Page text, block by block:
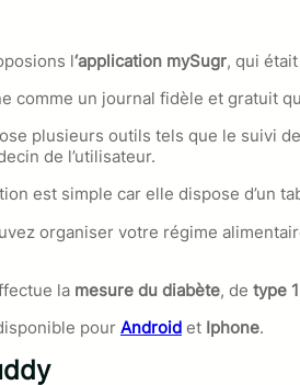
l‘application mySugr, qui
comme un journal fidèle et gratuit
plusieurs outils tels que le suivi
de l’utilisateur.
est simple car elle dispose d’un
organiser votre régime
la mesure du diabète, de type 1
pour Android et Iphone.